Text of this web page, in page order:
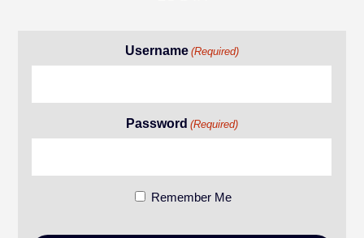
Username (Required)
Password (Required)
Remember Me